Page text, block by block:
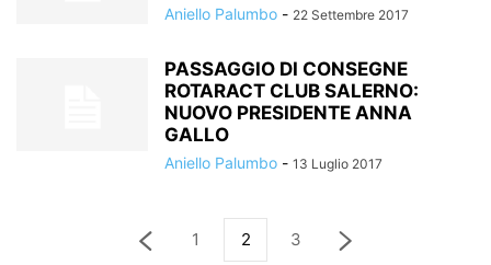
Aniello Palumbo - 22 Settembre 2017
PASSAGGIO DI CONSEGNE
ROTARACT CLUB SALERNO:
NUOVO PRESIDENTE ANNA
GALLO
Aniello Palumbo - 13 Luglio 2017
1 2 3